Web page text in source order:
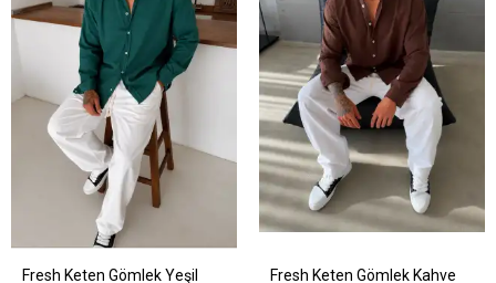
Fresh Keten Gömlek Yeşil Fresh Keten Gömlek Kahve